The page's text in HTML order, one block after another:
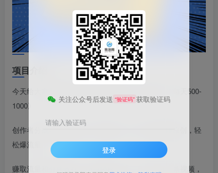
项目介绍
今天给大家带来的项目是《复制粘贴，有手就行，每天500-
1000》
创作者分成暴力撸收益，免费AI工具，支持长视频原创，轻
松爆流量
赚取流量和分成收益，小白轻松上手，几分钟做一条视频，
关注公众号后发送 “验证码” 获取验证码
请输入验证码
登录